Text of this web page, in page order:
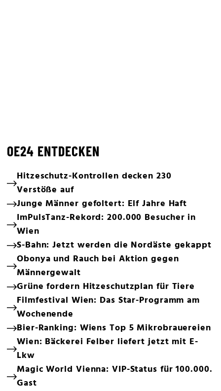
OE24 ENTDECKEN
Hitzeschutz-Kontrollen decken 230
Verstöße auf
Junge Männer gefoltert: Elf Jahre Haft
ImPulsTanz-Rekord: 200.000 Besucher in
Wien
S-Bahn: Jetzt werden die Nordäste gekappt
Obonya und Rauch bei Aktion gegen
Männergewalt
Grüne fordern Hitzeschutzplan für Tiere
Filmfestival Wien: Das Star-Programm am
Wochenende
Bier-Ranking: Wiens Top 5 Mikrobrauereien
Wien: Bäckerei Felber liefert jetzt mit E-
Lkw
Magic World Vienna: VIP-Status für 100.000.
Gast